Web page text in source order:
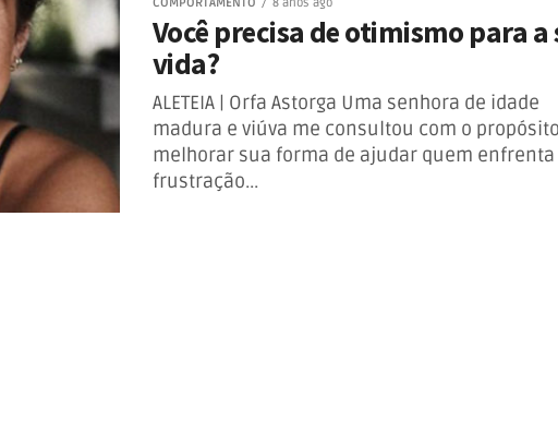
Você precisa de otimismo para a
vida?
ALETEIA | Orfa Astorga Uma senhora de idade
madura e viúva me consultou com o
melhorar sua forma de ajudar quem enfrenta
frustração...